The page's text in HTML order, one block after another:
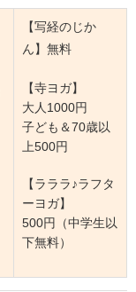
【写経のじか
ん】無料
【寺ヨガ】
大人1000円
子ども＆70歳以
上500円
【ラララ♪ラフタ
ーヨガ】
500円（中学生以
下無料）